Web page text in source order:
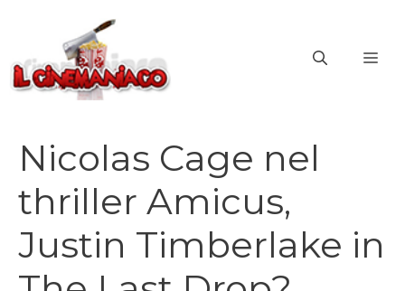
contenuto
Nicolas Cage nel
thriller Amicus,
Justin Timberlake in